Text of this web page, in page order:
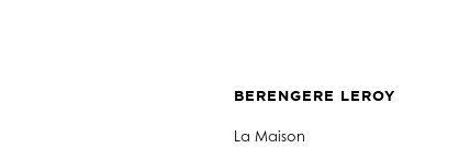
BERENGERE LEROY
La Maison